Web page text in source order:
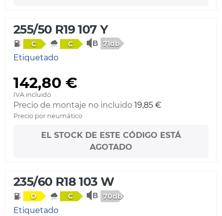
255/50 R19 107 Y
C C 71db
Etiquetado
142,80 €
IVA incluido
Precio de montaje no incluido 19,85 €
Precio por neumático
EL STOCK DE ESTE CÓDIGO ESTÁ
AGOTADO
235/60 R18 103 W
D C 70db
Etiquetado